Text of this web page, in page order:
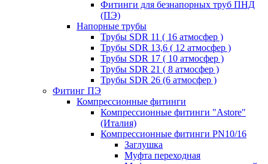
Фитинги для безнапорных труб ПНД
(ПЭ)
Напорные трубы
Трубы SDR 11 ( 16 атмосфер )
Трубы SDR 13,6 ( 12 атмосфер )
Трубы SDR 17 ( 10 атмосфер )
Трубы SDR 21 ( 8 атмосфер )
Трубы SDR 26 (6 атмосфер )
Фитинг ПЭ
Компрессионные фитинги
Компрессионные фитинги "Astore"
(Италия)
Компрессионные фитинги PN10/16
Заглушка
Муфта переходная